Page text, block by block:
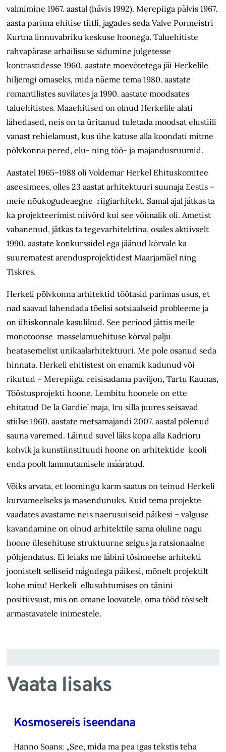
valmimine 1967. aastal (hävis 1992). Merepiiga pälvis 1967.
aasta parima ehitise tiitli, jagades seda Valve Pormeistri
Kurtna linnuvabriku keskuse hoonega. Taluehitiste
rahvapärase arhailisuse sidumine julgetesse
kontrastidesse 1960. aastate moevõtetega jäi Herkelile
hiljemgi omaseks, mida näeme tema 1980. aastate
romantilistes suvilates ja 1990. aastate moodsates
taluehitistes. Maaehitised on olnud Herkelile alati
lähedased, neis on ta üritanud tuletada moodsat elustiili
vanast rehielamust, kus ühe katuse alla koondati mitme
põlvkonna pered, elu- ning töö- ja majandusruumid.
Aastatel 1965–1988 oli Voldemar Herkel Ehituskomitee
aseesimees, olles 23 aastat arhitektuuri suunaja Eestis –
meie nõukogudeaegne riigiarhitekt. Samal ajal jätkas ta
ka projekteerimist niivõrd kui see võimalik oli. Ametist
vabanenud, jätkas ta tegevarhitektina, osales aktiivselt
1990. aastate konkurssidel ega jäänud kõrvale ka
suurematest arendusprojektidest Maarjamäel ning
Tiskres.
Herkeli põlvkonna arhitektid töötasid parimas usus, et
nad saavad lahendada tõelisi sotsiaalseid probleeme ja
on ühiskonnale kasulikud. See periood jättis meile
monotoonse masselamuehituse kõrval palju
heatasemelist unikaalarhitektuuri. Me pole osanud seda
hinnata. Herkeli ehitistest on enamik kadunud või
rikutud – Merepiiga, reisisadama paviljon, Tartu Kaunas,
Tööstusprojekti hoone, Lembitu hoonele on ette
ehitatud De la Gardie’ maja, Iru silla juures seisavad
stiilse 1960. aastate metsamajandi 2007. aastal põlenud
sauna varemed. Läinud suvel läks kopa alla Kadrioru
kohvik ja kunstiinstituudi hoone on arhitektide kooli
enda poolt lammutamisele määratud.
Võiks arvata, et loomingu karm saatus on teinud Herkeli
kurvameelseks ja masendunuks. Kuid tema projekte
vaadates avastame neis naerusuiseid päikesi – valguse
kavandamine on olnud arhitektile sama oluline nagu
hoone ülesehituse struktuurne selgus ja ratsionaalne
põhjendatus. Ei leiaks me läbini tõsimeelse arhitekti
joonistelt selliseid nägudega päikesi, mõnelt projektilt
kohe mitu! Herkeli ellusuhtumises on tänini
positiivsust, mis on omane loovatele, oma tööd tõsiselt
armastavatele inimestele.
Vaata lisaks
Kosmosereis iseendana
Hanno Soans: „See, mida ma pea igas tekstis teha